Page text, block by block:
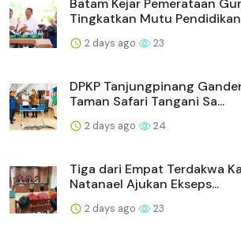
Tingkatkan Mutu Pendidikan
2 days ago 23
DPKP Tanjungpinang
Taman Safari Tangani Sa...
2 days ago 24
Tiga dari Empat Terdakwa
Natanael Ajukan Ekseps...
2 days ago 23